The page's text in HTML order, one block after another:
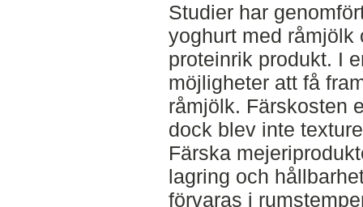
Studier har
yoghurt med råmjölk
proteinrik produkt. I
möjligheter att få
råmjölk. Färskosten
dock blev inte
Färska
lagring och
förvaras i